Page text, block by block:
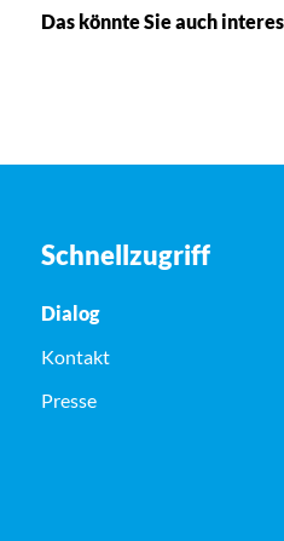
Das könnte Sie auch
Schnellzugriff
Dialog
Kontakt
Presse